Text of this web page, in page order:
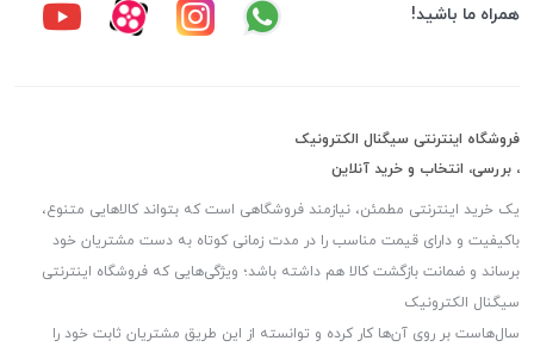
همراه ما باشید!
فروشگاه اینترنتی سیگنال الکترونیک
، بررسی، انتخاب و خرید آنلاین
یک خرید اینترنتی مطمئن، نیازمند فروشگاهی است که بتواند کالاهایی متنوع،
باکیفیت و دارای قیمت مناسب را در مدت زمانی کوتاه به دست مشتریان خود
برساند و ضمانت بازگشت کالا هم داشته باشد؛ ویژگی‌هایی که فروشگاه اینترنتی
سیگنال الکترونیک
سال‌هاست بر روی آن‌ها کار کرده و توانسته از این طریق مشتریان ثابت خود را